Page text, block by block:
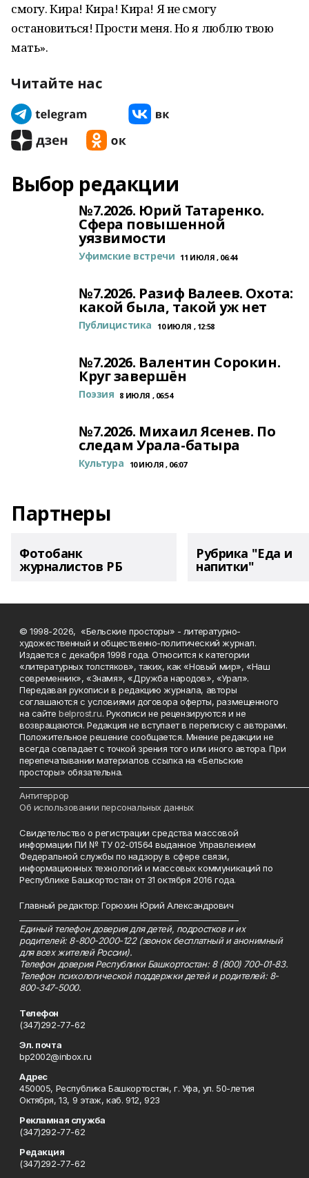
смогу. Кира! Кира! Кира! Я не смогу
остановиться! Прости меня. Но я люблю твою
мать».
Читайте нас
Выбор редакции
№7.2026. Юрий Татаренко.
Сфера повышенной
уязвимости
Уфимские встречи 11 ИЮЛЯ , 06:44
№7.2026. Разиф Валеев. Охота:
какой была, такой уж нет
Публицистика 10 ИЮЛЯ , 12:58
№7.2026. Валентин Сорокин.
Круг завершён
Поэзия 8 ИЮЛЯ , 06:54
№7.2026. Михаил Ясенев. По
следам Урала-батыра
Культура 10 ИЮЛЯ , 06:07
Партнеры
Фотобанк
журналистов РБ
Рубрика "Еда и
напитки"
© 1998-2026, «Бельские просторы» - литературно-
художественный и общественно-политический журнал.
Издается с декабря 1998 года. Относится к категории
«литературных толстяков», таких, как «Новый мир», «Наш
современник», «Знамя», «Дружба народов», «Урал».
Передавая рукописи в редакцию журнала, авторы
соглашаются с условиями договора оферты, размещенного
на сайтеbelprost.ru. Рукописи не рецензируются и не
возвращаются. Редакция не вступает в переписку с авторами.
Положительное решение сообщается. Мнение редакции не
всегда совпадает с точкой зрения того или иного автора. При
перепечатывании материалов ссылка на «Бельские
просторы» обязательна.
Антитеррор
Об использовании персональных данных
Свидетельство о регистрации средства массовой
информации ПИ № ТУ 02-01564 выданное Управлением
Федеральной службы по надзору в сфере связи,
информационных технологий и массовых коммуникаций по
Республике Башкортостан от 31 октября 2016 года.
Главный редактор: Горюхин Юрий Александрович
Единый телефон доверия для детей, подростков и их
родителей: 8-800-2000-122 (звонок бесплатный и анонимный
для всех жителей России).
Телефон доверия Республики Башкортостан: 8 (800) 700-01-83.
Телефон психологической поддержки детей и родителей: 8-
800-347-5000.
Телефон
(347)292-77-62
Эл. почта
bp2002@inbox.ru
Адрес
450005, Республика Башкортостан, г. Уфа, ул. 50-летия
Октября, 13, 9 этаж, каб. 912, 923
Рекламная служба
(347)292-77-62
Редакция
(347)292-77-62